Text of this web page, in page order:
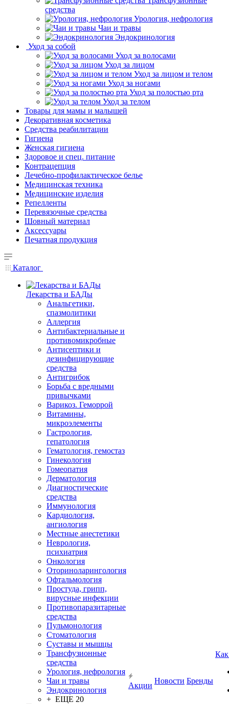
средства
Урология, нефрология
Чаи и травы
Эндокринология
Уход за собой
Уход за волосами
Уход за лицом
Уход за лицом и телом
Уход за ногами
Уход за полостью рта
Уход за телом
Товары для мамы и малышей
Декоративная косметика
Средства реабилитации
Гигиена
Женская гигиена
Здоровое и спец. питание
Контрацепция
Лечебно-профилактическое белье
Медицинская техника
Медицинские изделия
Репелленты
Перевязочные средства
Шовный материал
Аксессуары
Печатная продукция
Каталог
Лекарства и БАДы
Анальгетики,
спазмолитики
Аллергия
Антибактериальные и
противомикробные
Антисептики и
дезинфицирующие
средства
Антигрибок
Борьба с вредными
привычками
Варикоз. Геморрой
Витамины,
микроэлементы
Гастрология,
гепатология
Гематология, гемостаз
Гинекология
Гомеопатия
Дерматология
Диагностические
средства
Иммунология
Кардиология,
ангиология
Местные анестетики
Неврология,
психиатрия
Онкология
Оториноларингология
Офтальмология
Простуда, грипп,
вирусные инфекции
Противопаразитарные
средства
Пульмонология
Стоматология
Суставы и мышцы
Трансфузионные
средства
Урология, нефрология
Чаи и травы
Эндокринология
+ ЕЩЕ 20
Акции
Новости Бренды